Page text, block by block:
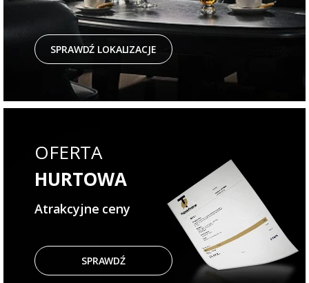
SPRAWDŹ LOKALIZACJE
OFERTA
HURTOWA
Atrakcyjne ceny
SPRAWDŹ